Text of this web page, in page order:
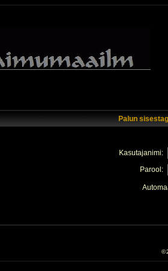
Palun
Kasutajanimi:
Parool:
©